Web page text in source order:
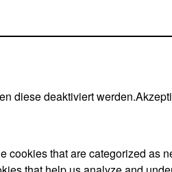
diese deaktiviert werden.
that are categorized as